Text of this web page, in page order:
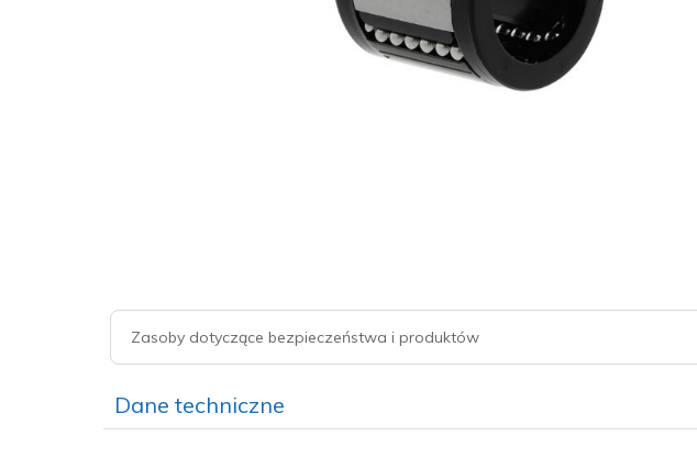
Zasoby dotyczące bezpieczeństwa i produktów
Dane techniczne